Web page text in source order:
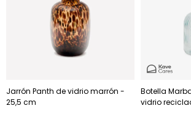
Jarrón Panth de vidrio marrón -
25,5 cm
Botella
vidrio